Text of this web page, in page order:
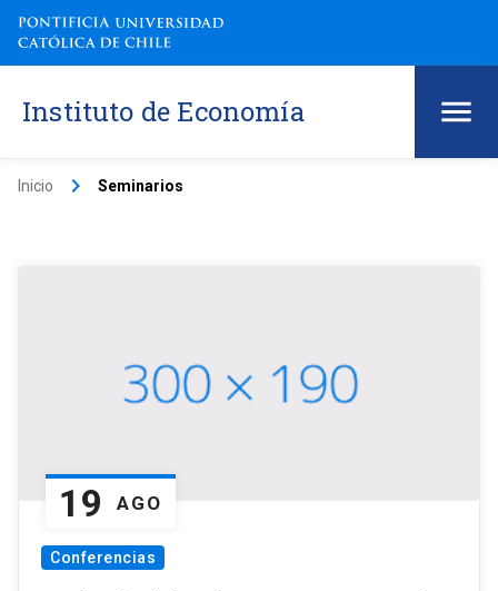
Instituto de Economía
Inicio keyboard_arrow_right Seminarios
19 AGO
Conferencias